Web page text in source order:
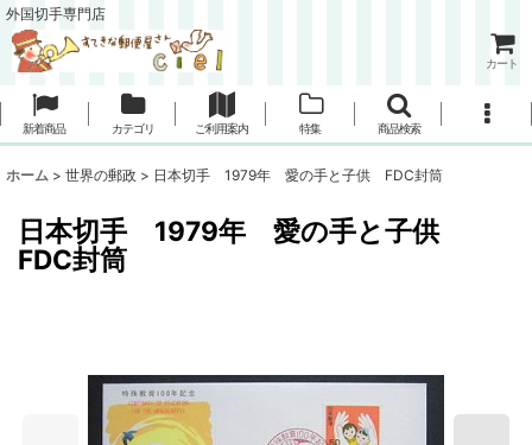
外国切手専門店
カート
新着商品 カテゴリ ご利用案内 特集 商品検索
ホーム > 世界の郵政 > 日本切手 1979年 愛の手と子供 FDC封筒
日本切手 1979年 愛の手と子供
FDC封筒